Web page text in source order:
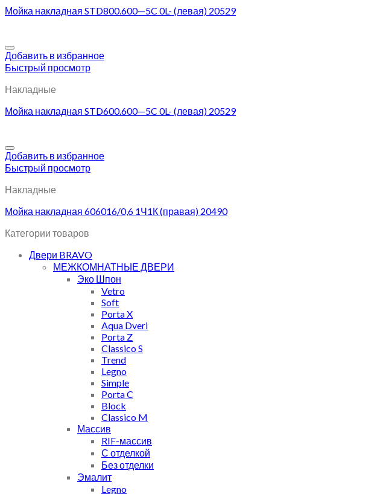
Мойка накладная STD800.600—5C 0L- (левая) 20529
Добавить в избранное
Быстрый просмотр
Накладные
Мойка накладная STD600.600—5C 0L- (левая) 20529
Добавить в избранное
Быстрый просмотр
Накладные
Мойка накладная 606016/0,6 1Ч1К (правая) 20490
Категории товаров
Двери BRAVO
МЕЖКОМНАТНЫЕ ДВЕРИ
Эко Шпон
Vetro
Soft
Porta X
Aqua Dveri
Porta Z
Classico S
Trend
Legno
Simple
Porta C
Block
Classico M
Массив
RIF-массив
С отделкой
Без отделки
Эмалит
Legno